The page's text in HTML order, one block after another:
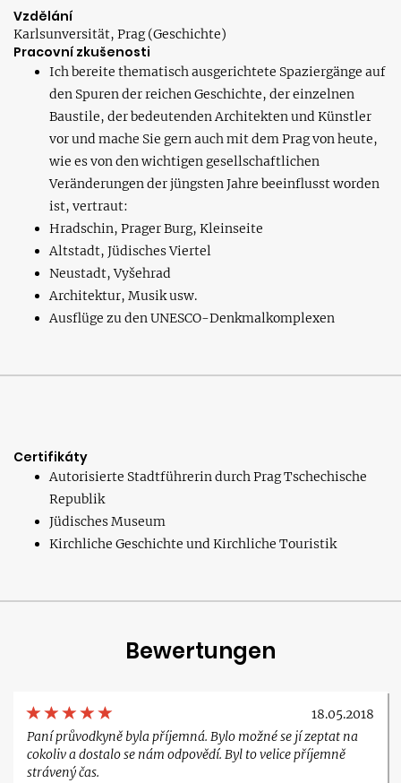
Vzdělání
Karlsunversität, Prag (Geschichte)
Pracovní zkušenosti
Ich bereite thematisch ausgerichtete Spaziergänge auf
den Spuren der reichen Geschichte, der einzelnen
Baustile, der bedeutenden Architekten und Künstler
vor und mache Sie gern auch mit dem Prag von heute,
wie es von den wichtigen gesellschaftlichen
Veränderungen der jüngsten Jahre beeinflusst worden
ist, vertraut:
Hradschin, Prager Burg, Kleinseite
Altstadt, Jüdisches Viertel
Neustadt, Vyšehrad
Architektur, Musik usw.
Ausflüge zu den UNESCO-Denkmalkomplexen
Certifikáty
Autorisierte Stadtführerin durch Prag Tschechische
Republik
Jüdisches Museum
Kirchliche Geschichte und Kirchliche Touristik
Bewertungen
18.05.2018
Paní průvodkyně byla příjemná. Bylo možné se jí zeptat na
cokoliv a dostalo se nám odpovědí. Byl to velice příjemně
strávený čas.